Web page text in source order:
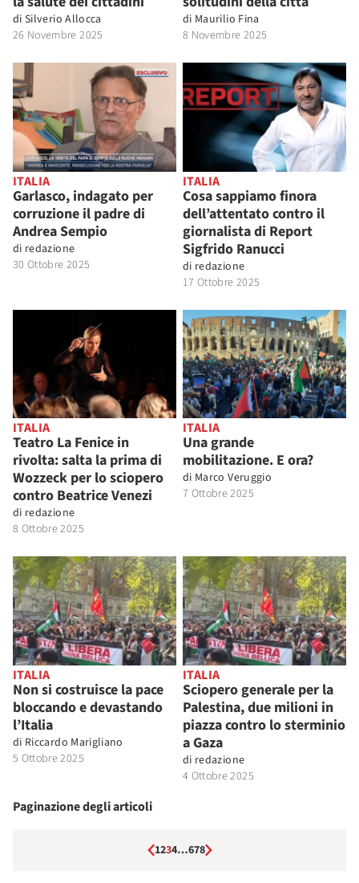
di Silverio Allocca
26 Novembre 2025
di Maurilio Fina
8 Novembre 2025
ITALIA
Garlasco, indagato per
corruzione il padre di
Andrea Sempio
di redazione
30 Ottobre 2025
ITALIA
Cosa sappiamo finora
dell’attentato contro il
giornalista di Report
Sigfrido Ranucci
di redazione
17 Ottobre 2025
ITALIA
Teatro La Fenice in
rivolta: salta la prima di
Wozzeck per lo sciopero
contro Beatrice Venezi
di redazione
8 Ottobre 2025
ITALIA
Una grande
mobilitazione. E ora?
di Marco Veruggio
7 Ottobre 2025
ITALIA
Non si costruisce la pace
bloccando e devastando
l’Italia
di Riccardo Marigliano
5 Ottobre 2025
ITALIA
Sciopero generale per la
Palestina, due milioni in
piazza contro lo sterminio
a Gaza
di redazione
4 Ottobre 2025
Paginazione degli articoli
1234…678